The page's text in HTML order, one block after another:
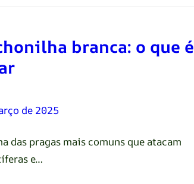
branca: o que é
de 2025
das pragas mais comuns que atacam
e…